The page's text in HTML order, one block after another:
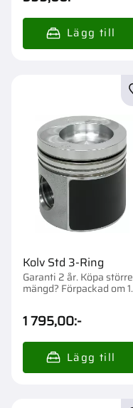
Kolv Std 3-Ring
Garanti 2 år. Köpa större
mängd? Förpackad om 1
1 795,00:-